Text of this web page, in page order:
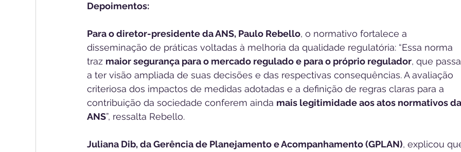
Depoimentos:
Para o diretor-presidente da ANS, Paulo Rebello, o normativo fortalece a
disseminação de práticas voltadas à melhoria da qualidade regulatória: “Essa norma
traz maior segurança para o mercado regulado e para o próprio regulador, que
a ter visão ampliada de suas decisões e das respectivas consequências. A avaliação
criteriosa dos impactos de medidas adotadas e a definição de regras claras para a
contribuição da sociedade conferem ainda mais legitimidade aos atos normativos
ANS”, ressalta Rebello.
Juliana Dib, da Gerência de Planejamento e Acompanhamento (GPLAN), explicou